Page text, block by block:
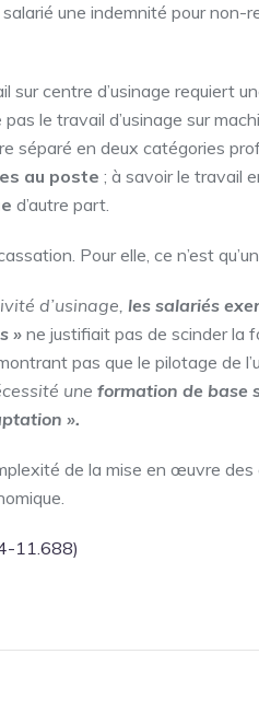
une indemnité pour non-
sur centre d’usinage requiert
le travail d’usinage sur
séparé en deux catégories
au poste ; à savoir le travail
d’autre part.
Pour elle, ce n’est
d’usinage, les salariés
» ne justifiait pas de scinder la
pas que le pilotage de
une formation de base
».
de la mise en œuvre des
11.688)